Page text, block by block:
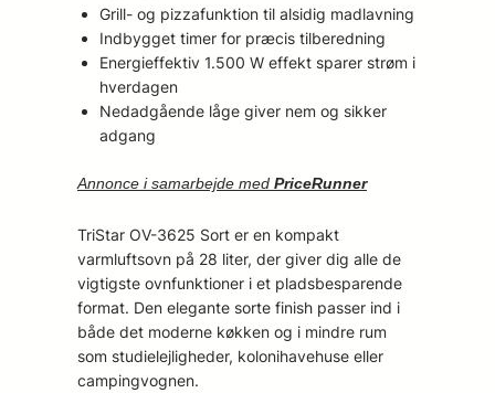
Grill- og pizzafunktion til alsidig madlavning
Indbygget timer for præcis tilberedning
Energieffektiv 1.500 W effekt sparer strøm i
hverdagen
Nedadgående låge giver nem og sikker
adgang
Annonce i samarbejde med PriceRunner
TriStar OV-3625 Sort er en kompakt
varmluftsovn på 28 liter, der giver dig alle de
vigtigste ovnfunktioner i et pladsbesparende
format. Den elegante sorte finish passer ind i
både det moderne køkken og i mindre rum
som studielejligheder, kolonihavehuse eller
campingvognen.